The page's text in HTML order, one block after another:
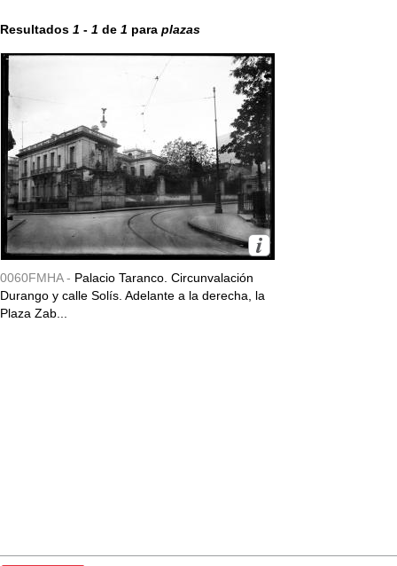
Resultados 1 - 1 de 1 para plazas
0060FMHA - Palacio Taranco. Circunvalación
Durango y calle Solís. Adelante a la derecha, la
Plaza Zab...